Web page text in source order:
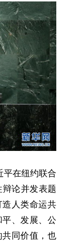
在纽约联合
论并发表题
人类命运共
、发展、公
同价值，也